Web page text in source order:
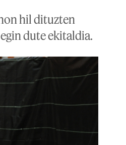
hil dituzten
dute ekitaldia.